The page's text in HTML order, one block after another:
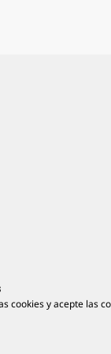
cookies y acepte las